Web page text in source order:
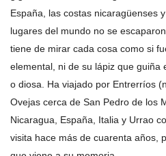
España, las costas nicaragüenses
lugares del mundo no se
tiene de mirar cada cosa como si
elemental, ni de su lápiz que guiña
o diosa. Ha viajado por Entrerríos
Ovejas cerca de San Pedro de los
Nicaragua, España, Italia y Urrao
visita hace más de cuarenta años,